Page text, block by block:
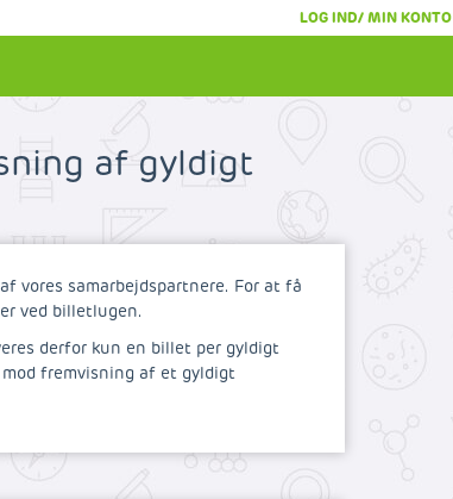
LOG IND/ MIN KONTO
af gyldigt
vores samarbejdspartnere. For at få
ved billetlugen.
derfor kun en billet per gyldigt
fremvisning af et gyldigt